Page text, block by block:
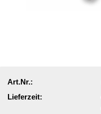
Art.Nr.:
Lieferzeit: